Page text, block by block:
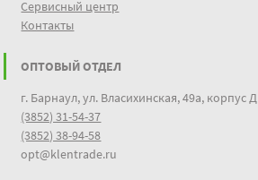
Сервисный центр
Контакты
ОПТОВЫЙ ОТДЕЛ
г. Барнаул, ул. Власихинская, 49а, корпус Д
(3852) 31-54-37
(3852) 38-94-58
opt@klentrade.ru